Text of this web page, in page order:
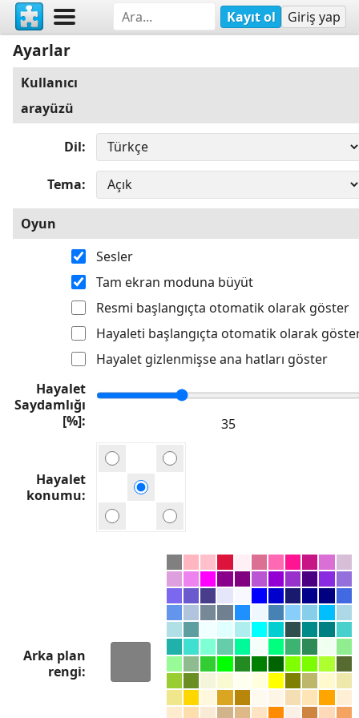
Kayıt ol Giriş yap
Ayarlar
Kullanıcı
arayüzü
Dil
Tema
Oyun
Sesler
Tam ekran moduna büyüt
Resmi başlangıçta otomatik olarak göster
Hayaleti başlangıçta otomatik olarak
Hayalet gizlenmişse ana hatları göster
Hayalet
Saydamlığı
[%]
Hayalet
konumu
Arka plan
rengi